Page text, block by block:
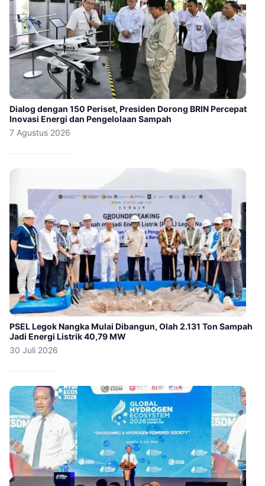
Dialog dengan 150 Periset, Presiden Dorong BRIN Percepat
Inovasi Energi dan Pengelolaan Sampah
7 Agustus 2026
PSEL Legok Nangka Mulai Dibangun, Olah 2.131 Ton Sampah
Jadi Energi Listrik 40,79 MW
30 Juli 2026